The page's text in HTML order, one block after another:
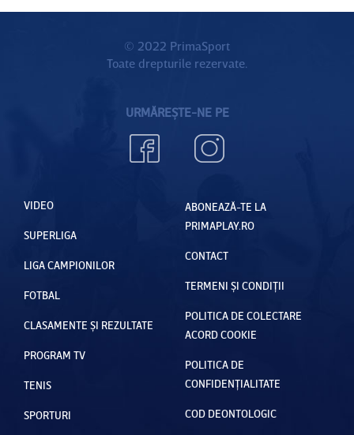
© 2022 PrimaSport
Toate drepturile rezervate.
URMĂREȘTE-NE PE
VIDEO
SUPERLIGA
LIGA CAMPIONILOR
FOTBAL
CLASAMENTE ȘI REZULTATE
PROGRAM TV
TENIS
SPORTURI
ABONEAZĂ-TE LA
PRIMAPLAY.RO
CONTACT
TERMENI ȘI CONDIȚII
POLITICA DE COLECTARE
ACORD COOKIE
POLITICA DE
CONFIDENȚIALITATE
COD DEONTOLOGIC